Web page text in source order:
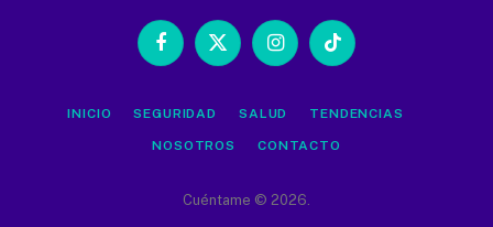
Facebook
X
InstagramTikTok
INICIO SEGURIDAD SALUD TENDENCIAS
NOSOTROS CONTACTO
Cuéntame © 2026.